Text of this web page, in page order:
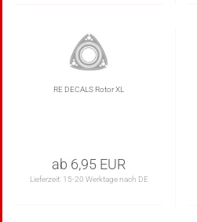
RE DECALS Rotor XL
ab 6,95 EUR
Lieferzeit: 15-20 Werktage nach DE